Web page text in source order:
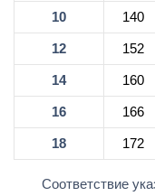
10 140
12 152
14 160
16 166
18 172
Соответствие